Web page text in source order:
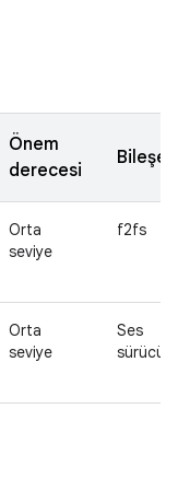
Önem
derecesi
Bileşen
Orta
seviye
f2fs
Orta
seviye
Ses